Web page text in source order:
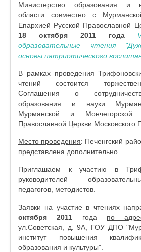
Министерство образования и
области совместно с
Епархией Русской Православной
18 октября 2011 года
образовательные чтения
основы патриотического
В рамках проведения
чтений состоится
Соглашения о
образования и науки
Мурманской и Мончегорской
Православной Церкви Московского
Место проведения: Печенгский
представлена дополнительно.
Приглашаем к участию в
руководителей
педагогов, методистов.
Заявки на участие в чтениях
октября 2011 года по
ул.Советская, д. 9А, ГОУ ДПО
институт повышения
образования и культуры".